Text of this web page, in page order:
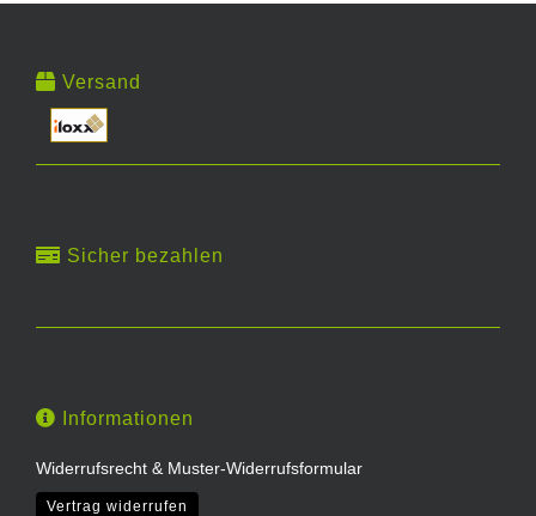
Versand
Sicher bezahlen
Informationen
Widerrufsrecht & Muster-Widerrufsformular
Vertrag widerrufen